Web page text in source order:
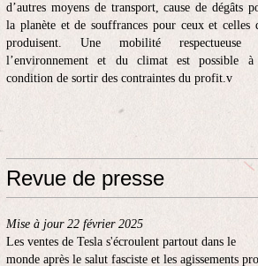
d’autres moyens de transport, cause de dégâts
la planète et de souffrances pour ceux et celles
produisent. Une mobilité respectueuse
l’environnement et du climat est possible
condition de sortir des contraintes du profit.v
Revue de presse
Mise à jour 22 février 2025
Les ventes de Tesla s'écroulent partout dans le
monde après le salut fasciste et les agissements pro